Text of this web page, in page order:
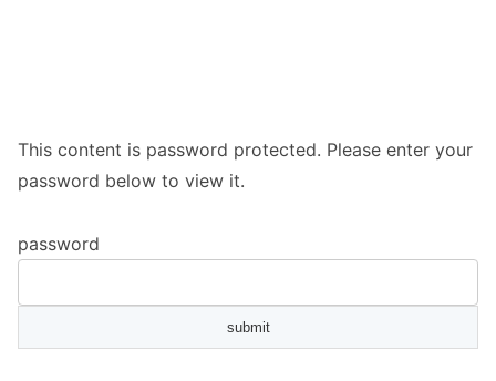
This content is password protected. Please enter your
password below to view it.
password